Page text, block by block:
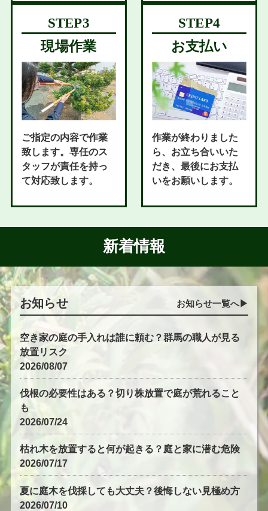
現場作業
ご指定の内容で作業
致します。専任のス
タッフが責任を持っ
て対応致します。
お支払い
作業が終わりました
ら、お立ち合いいた
だき、最後にお支払
いをお願いします。
新着情報
お知らせ お知らせ一覧へ▶︎
空き家の庭の手入れは誰に頼む？群馬の職人が見る
放置リスク
2026/08/07
伐根の必要性はある？切り株放置で庭が荒れること
も
2026/07/24
枯れ木を放置すると何が起きる？庭と家に潜む危険
2026/07/17
夏に庭木を伐採しても大丈夫？後悔しない見極め方
2026/07/10